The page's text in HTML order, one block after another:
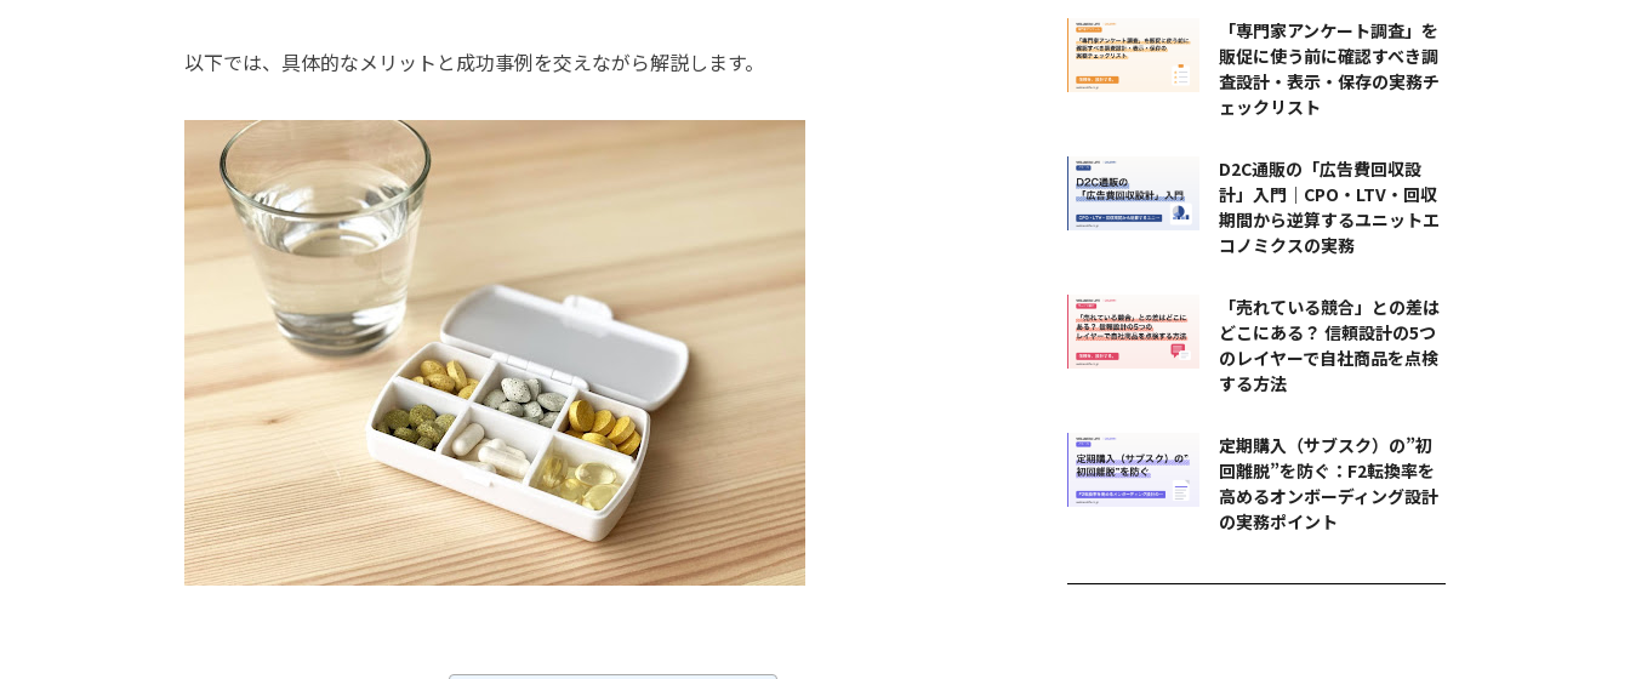
以下では、具体的なメリットと成功事例を交えながら解説します。
「専門家アンケート調査」を
販促に使う前に確認すべき調
査設計・表示・保存の実務チ
ェックリスト
D2C通販の「広告費回収設
計」入門｜CPO・LTV・回収
期間から逆算するユニットエ
コノミクスの実務
「売れている競合」との差は
どこにある？ 信頼設計の5つ
のレイヤーで自社商品を点検
する方法
定期購入（サブスク）の”初
回離脱”を防ぐ：F2転換率を
高めるオンボーディング設計
の実務ポイント